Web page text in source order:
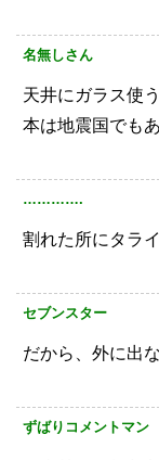
名無しさん
天井にガラス使
本は地震国でも
………….
割れた所にタラ
セブンスター
だから、外に出
ずばりコメントマン